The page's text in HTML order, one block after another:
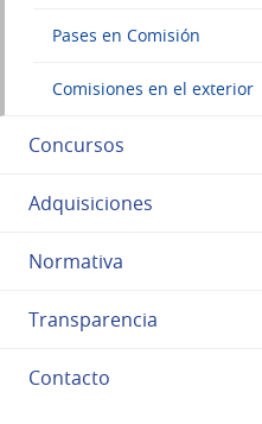
Pases en Comisión
Comisiones en el exterior
Concursos
Adquisiciones
Normativa
Transparencia
Contacto